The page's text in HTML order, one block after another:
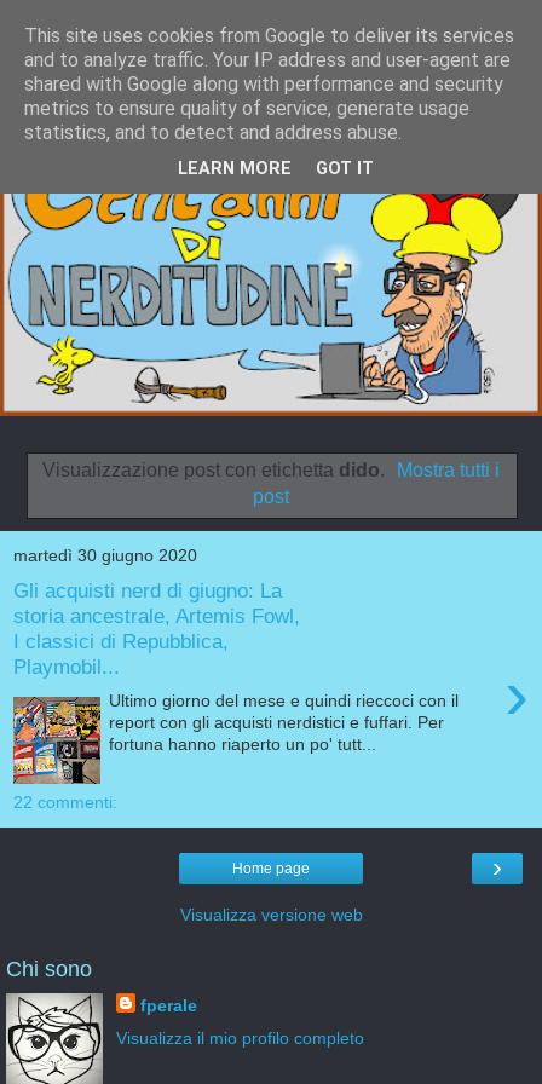
Visualizzazione post con etichetta dido.
Mostra tutti i
post
martedì 30 giugno 2020
Gli acquisti nerd di giugno: La
storia ancestrale, Artemis Fowl,
I classici di Repubblica,
Playmobil...
›
Ultimo giorno del mese e quindi rieccoci con il
report con gli acquisti nerdistici e fuffari. Per
fortuna hanno riaperto un po' tutt...
22 commenti:
›
Home page
Visualizza versione web
Chi sono
fperale
Visualizza il mio profilo completo
This site uses cookies from Google to deliver its services
and to analyze traffic. Your IP address and user-agent are
shared with Google along with performance and security
metrics to ensure quality of service, generate usage
statistics, and to detect and address abuse.
LEARN MORE GOT IT